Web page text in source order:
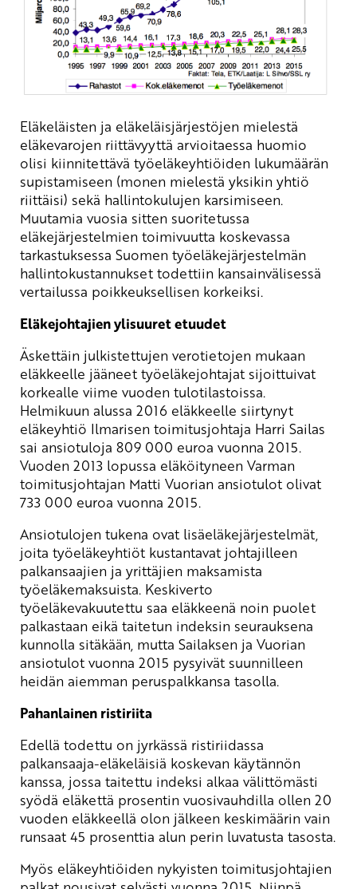
Eläkeläisten ja eläkeläisjärjestöjen mielestä
eläkevarojen riittävyyttä arvioitaessa huomio
olisi kiinnitettävä työeläkeyhtiöiden lukumäärän
supistamiseen (monen mielestä yksikin yhtiö
riittäisi) sekä hallintokulujen karsimiseen.
Muutamia vuosia sitten suoritetussa
eläkejärjestelmien toimivuutta koskevassa
tarkastuksessa Suomen työeläkejärjestelmän
hallintokustannukset todettiin kansainvälisessä
vertailussa poikkeuksellisen korkeiksi.
Eläkejohtajien ylisuuret etuudet
Äskettäin julkistettujen verotietojen mukaan
eläkkeelle jääneet työeläkejohtajat sijoittuivat
korkealle viime vuoden tulotilastoissa.
Helmikuun alussa 2016 eläkkeelle siirtynyt
eläkeyhtiö Ilmarisen toimitusjohtaja Harri Sailas
sai ansiotuloja 809 000 euroa vuonna 2015.
Vuoden 2013 lopussa eläköityneen Varman
toimitusjohtajan Matti Vuorian ansiotulot olivat
733 000 euroa vuonna 2015.
Ansiotulojen tukena ovat lisäeläkejärjestelmät,
joita työeläkeyhtiöt kustantavat johtajilleen
palkansaajien ja yrittäjien maksamista
työeläkemaksuista. Keskiverto
työeläkevakuutettu saa eläkkeenä noin puolet
palkastaan eikä taitetun indeksin seurauksena
kunnolla sitäkään, mutta Sailaksen ja Vuorian
ansiotulot vuonna 2015 pysyivät suunnilleen
heidän aiemman peruspalkkansa tasolla.
Pahanlainen ristiriita
Edellä todettu on jyrkässä ristiriidassa
palkansaaja-eläkeläisiä koskevan käytännön
kanssa, jossa taitettu indeksi alkaa välittömästi
syödä eläkettä prosentin vuosivauhdilla ollen 20
vuoden eläkkeellä olon jälkeen keskimäärin vain
runsaat 45 prosenttia alun perin luvatusta tasosta.
Myös eläkeyhtiöiden nykyisten toimitusjohtajien